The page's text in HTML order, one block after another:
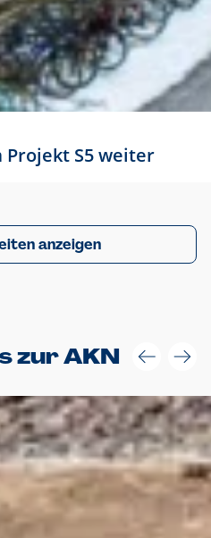
Projekt S5 weiter
anzeigen
zur AKN